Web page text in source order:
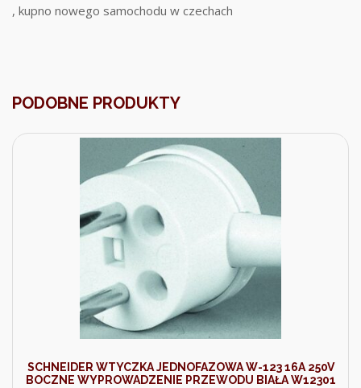
, kupno nowego samochodu w czechach
PODOBNE PRODUKTY
SCHNEIDER WTYCZKA JEDNOFAZOWA W-123 16A 250V
BOCZNE WYPROWADZENIE PRZEWODU BIAŁA W12301